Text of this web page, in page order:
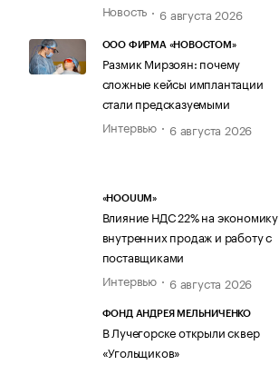
Новость
6 августа 2026
ООО ФИРМА «НОВОСТОМ»
Размик Мирзоян: почему
сложные кейсы имплантации
стали предсказуемыми
Интервью
6 августа 2026
«HOOUUM»
Влияние НДС 22% на экономику
внутренних продаж и работу с
поставщиками
Интервью
6 августа 2026
ФОНД АНДРЕЯ МЕЛЬНИЧЕНКО
В Лучегорске открыли сквер
«Угольщиков»